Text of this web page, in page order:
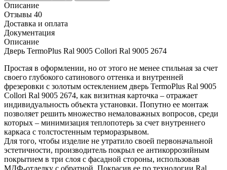
Описание
Отзывы 40
Доставка и оплата
Документация
Описание
Дверь TermoPlus Ral 9005 Collori Ral 9005 2674
Простая в оформлении, но от этого не менее стильная за счет
своего глубокого сатинового оттенка и внутренней
фрезеровки с золотым остеклением дверь TermoPlus Ral 9005
Collori Ral 9005 2674, как визитная карточка – отражает
индивидуальность объекта установки. Попутно ее монтаж
позволяет решить множество немаловажных вопросов, среди
которых – минимизация теплопотерь за счет внутреннего
каркаса с толстостенным терморазрывом.
Для того, чтобы изделие не утратило своей первоначальной
эстетичности, производитель покрыл ее антикоррозийным
покрытием в три слоя с фасадной стороны, использовав
МДФ-отделку с обратной. Покрасив ее по технологии Ral